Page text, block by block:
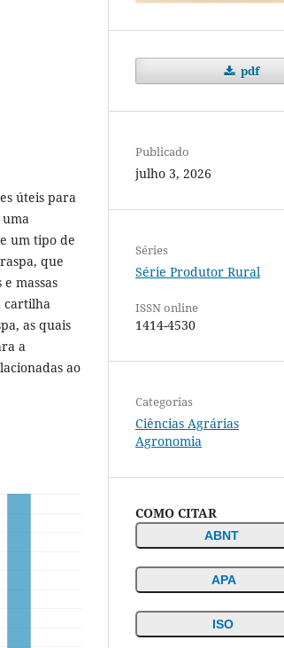
úteis para
um tipo de
que
massas
cartilha
as quais
a
ao
pdf
Publicado
julho 3, 2026
Séries
Série Produtor Rural
ISSN online
1414-4530
Categorias
Ciências Agrárias
Agronomia
COMO CITAR
ABNT
APA
ISO